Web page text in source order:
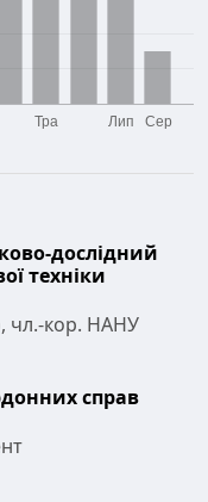
дослідний
техніки
чл.-кор. НАНУ
справ